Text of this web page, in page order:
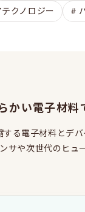
クノロジー
かい電子材料
る電子材料とデ
サや次世代のヒュ